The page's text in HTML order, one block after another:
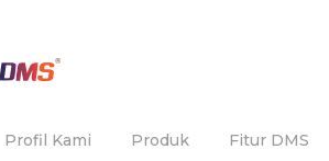
Profil Kami Produk Fitur DMS